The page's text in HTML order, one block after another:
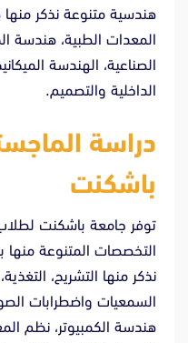
هندسية متنوعة نذكر
المعدات الطبية، هندسة
الصناعية، الهندسة
الداخلية والتصميم.
دراسة
باشكنت
توفر جامعة باشكنت لطلاب
التخصصات المتنوعة
نذكر منها التشريح،
السمعيات واضطرابات
هندسة الكمبيوتر، نظم